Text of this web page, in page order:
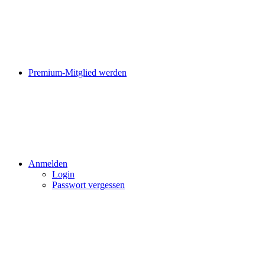
Premium-Mitglied werden
Anmelden
Login
Passwort vergessen